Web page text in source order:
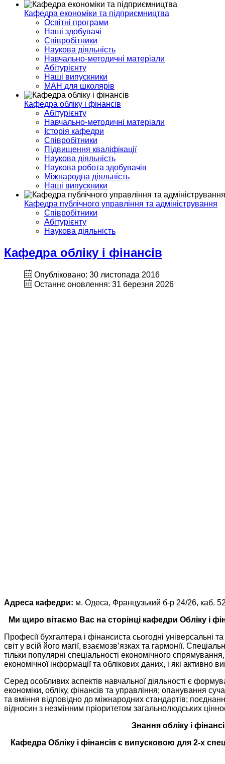
Кафедра економіки та підприємництва
Освітні програми
Наші здобувачі
Співробітники
Наукова діяльність
Навчально-методичні матеріали
Абітурієнту
Наші випускники
МАН для школярів
Кафедра обліку і фінансів
Абітурієнту
Навчально-методичні матеріали
Історія кафедри
Співробітники
Підвищення кваліфікації
Наукова діяльність
Наукова робота здобувачів
Міжнародна діяльність
Наші випускники
Кафедра публічного управління та адміністрування
Співробітники
Абітурієнту
Наукова діяльність
Кафедра обліку і фінансів
Опубліковано: 30 листопада 2016
Останнє оновлення: 31 березня 2026
Адреса кафедри: м. Одеса, Французький б-р 24/26, каб.
Ми щиро вітаємо Вас на сторінці кафедри Обліку і
Професії бухгалтера і фінансиста сьогодні
світ у всій його магії, взаємозв’язках та гармонії.
тільки популярні спеціальності економічного
економічної інформації та облікових даних, і які
Серед особливих аспектів навчальної діяльності є
економіки, обліку, фінансів та управління; опанування
та вміння відповідно до міжнародних стандартів;
відносин з незмінним пріоритетом загальнолюдських
Знання обліку і
Кафедра Обліку і фінансів є випусковою для 2-х